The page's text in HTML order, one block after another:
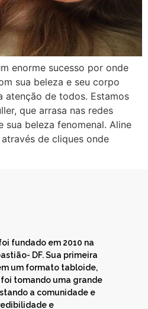
enorme sucesso por onde
sua beleza e seu corpo
atenção de todos. Estamos
que arrasa nas redes
sua beleza fenomenal. Aline
de cliques onde
fundado em 2010 na
DF. Sua primeira
um formato tabloide,
tomando uma grande
a comunidade e
e